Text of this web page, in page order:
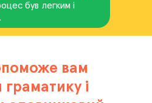
був легким і
вам
граматику і